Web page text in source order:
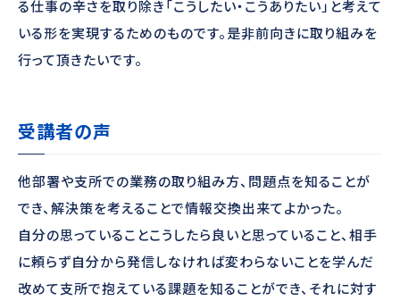
る仕事の辛さを取り除き「こうしたい・こうありたい」と考えて
いる形を実現するためのものです。是非前向きに取り組みを
行って頂きたいです。
受講者の声
他部署や支所での業務の取り組み方、問題点を知ることが
でき、解決策を考えることで情報交換出来てよかった。
自分の思っていることこうしたら良いと思っていること、相手
に頼らず自分から発信しなければ変わらないことを学んだ
改めて支所で抱えている課題を知ることができ、それに対す